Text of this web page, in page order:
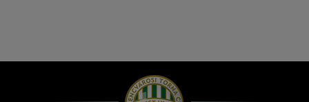
Hírek